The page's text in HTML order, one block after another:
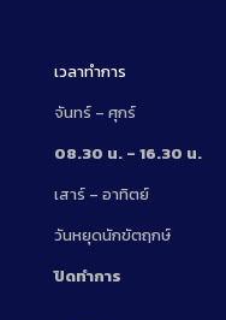
เวลาทำการ
จันทร์ – ศุกร์
08.30 น. – 16.30 น.
เสาร์ – อาทิตย์
วันหยุดนักขัตฤกษ์
ปิดทำการ